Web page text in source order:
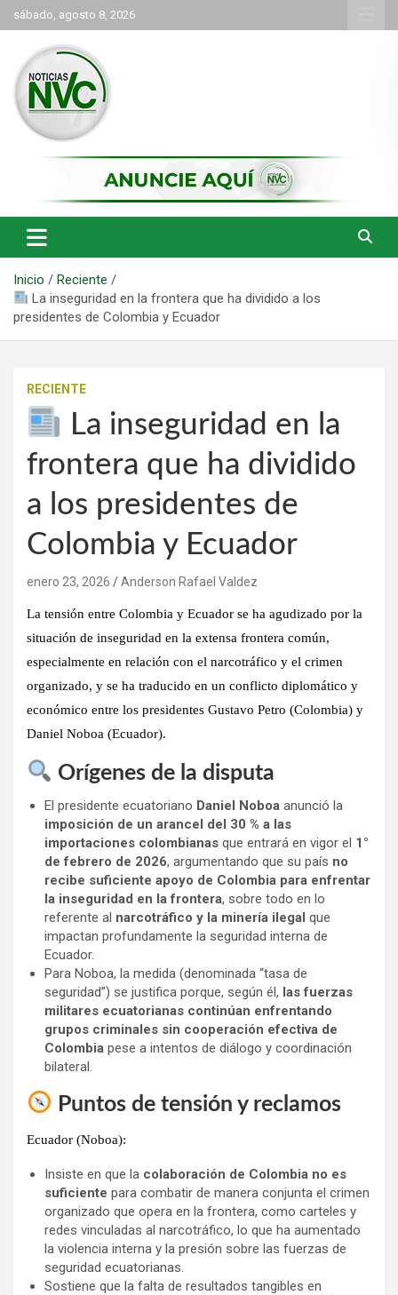
Saltar
al
contenido
sábado, agosto 8, 2026
NVC Noticias
Inicio
Reciente
La inseguridad en la frontera que ha dividido a los
presidentes de Colombia y Ecuador
RECIENTE
La inseguridad en la
frontera que ha dividido
a los presidentes de
Colombia y Ecuador
enero 23, 2026 Anderson Rafael Valdez
La tensión entre Colombia y Ecuador se ha agudizado por la
situación de inseguridad en la extensa frontera común,
especialmente en relación con el narcotráfico y el crimen
organizado, y se ha traducido en un conflicto diplomático y
económico entre los presidentes Gustavo Petro (Colombia) y
Daniel Noboa (Ecuador).
Orígenes de la disputa
El presidente ecuatoriano Daniel Noboa anunció la
imposición de un arancel del 30 % a las
importaciones colombianas que entrará en vigor el 1°
de febrero de 2026, argumentando que su país no
recibe suficiente apoyo de Colombia para enfrentar
la inseguridad en la frontera, sobre todo en lo
referente al narcotráfico y la minería ilegal que
impactan profundamente la seguridad interna de
Ecuador.
Para Noboa, la medida (denominada “tasa de
seguridad”) se justifica porque, según él, las fuerzas
militares ecuatorianas continúan enfrentando
grupos criminales sin cooperación efectiva de
Colombia pese a intentos de diálogo y coordinación
bilateral.
Puntos de tensión y reclamos
Ecuador (Noboa):
Insiste en que la colaboración de Colombia no es
suficiente para combatir de manera conjunta el crimen
organizado que opera en la frontera, como carteles y
redes vinculadas al narcotráfico, lo que ha aumentado
la violencia interna y la presión sobre las fuerzas de
seguridad ecuatorianas.
Sostiene que la falta de resultados tangibles en